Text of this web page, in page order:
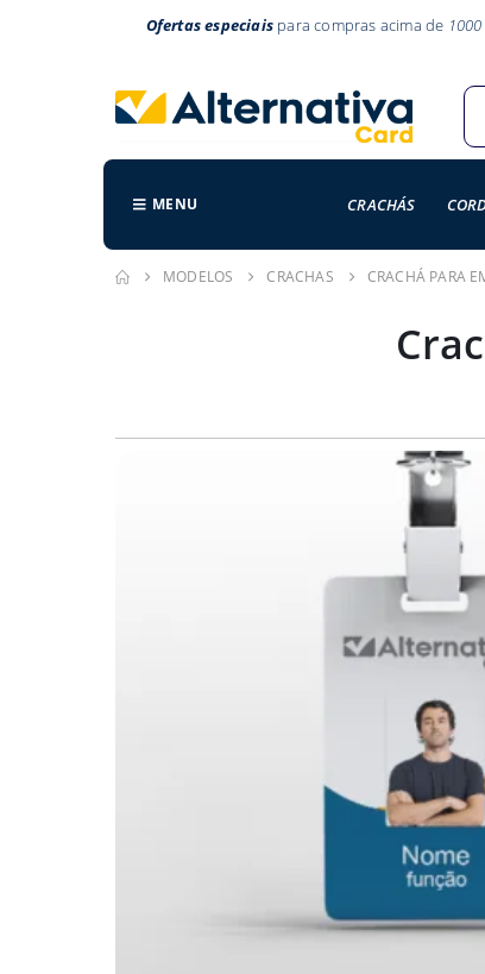
Ofertas especiaispara compras acima de
MENU CRACHÁS
MODELOS CRACHAS CRACHÁ PARA